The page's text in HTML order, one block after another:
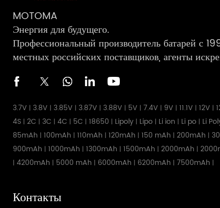
MOTOMA
Энергия для будущего.
Профессиональный производитель батарей с
местных российских поставщиков, агенты
3.7V | 3.8V | 3.85V | 3.87V | 3.88V | 5V |7.4V | 9V |11.1V |12V |
4S |2C | 3C |4C | 5C |18650 | Lipoly | Lipo | Li ion | Li po | Li
85mAh |100mAh |110mAh |120mAh |150 mAh |200mAh |
900mAh |1000mAh |1300mAh |1500mAh |2000mAh |
|4200mAh | 5000 mAh | 6000mAh | 6200mAh |7500mAh |
Контакты